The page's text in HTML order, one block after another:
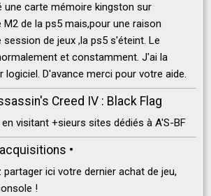
une carte mémoire kingston sur
de la ps5 mais,pour une raison
de jeux ,la ps5 s'éteint. Le
et constamment. J'ai la
logiciel. D'avance merci pour votre aide.
Creed IV : Black Flag
visitant +sieurs sites dédiés à A'S-BF
•
ici votre dernier achat de jeu,
!